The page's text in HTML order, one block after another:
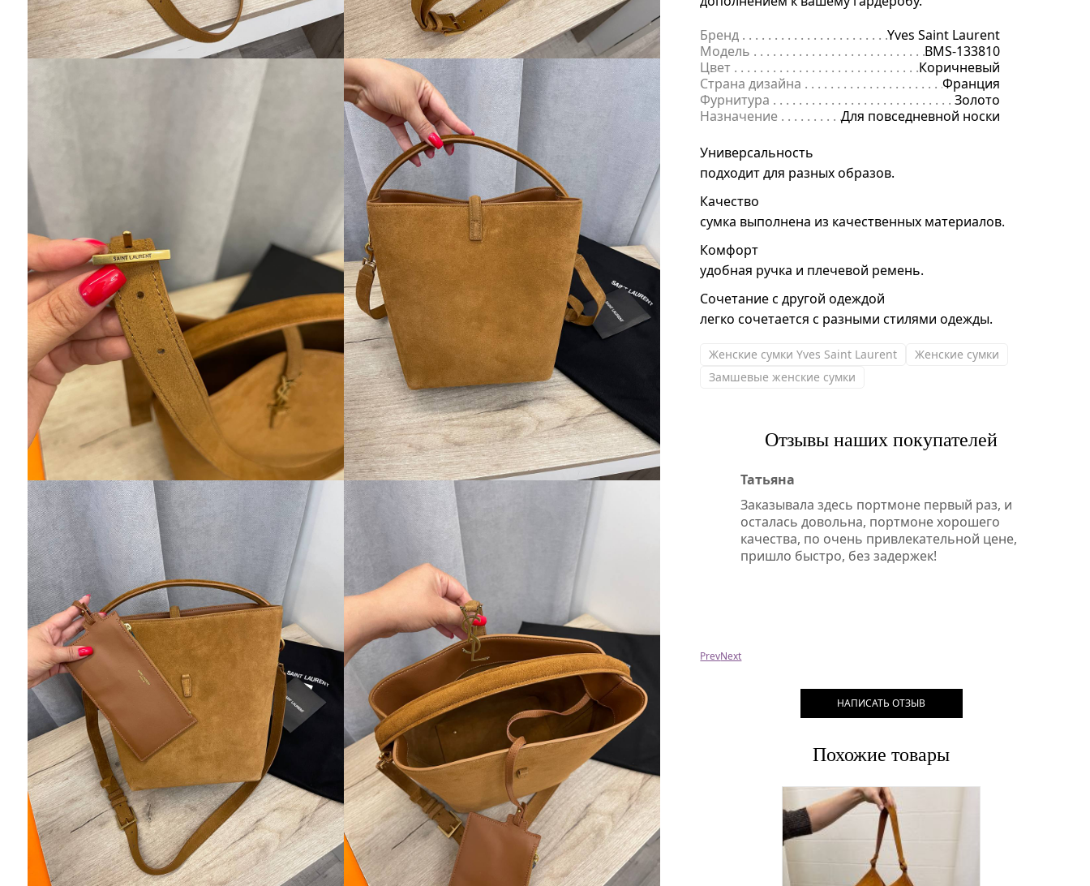
Бренд . . . . . . . . . . . . . . . . . . . . . . . . . . . . . . . . . . . . . . . . . . . . . . . . . . . .
Yves Saint Laurent
Модель . . . . . . . . . . . . . . . . . . . . . . . . . . . . . . . . . . . . . . . . . . . . . . . . . . .
BMS-133810
Цвет . . . . . . . . . . . . . . . . . . . . . . . . . . . . . . . . . . . . . . . . . . . . . . . . . . . . . .
Коричневый
Страна дизайна . . . . . . . . . . . . . . . . . . . . . . . . . . . . . . . . . . . . . . . . . . .
Франция
Фурнитура . . . . . . . . . . . . . . . . . . . . . . . . . . . . . . . . . . . . . . . . . . . . . . . .
Золото
Назначение . . . . . . . . . . . . . . . . . . . . . . . . . . . . . . . . . . . . . . . . . . . . . .
Для повседневной носки
Универсальность
подходит для разных образов.
Качество
сумка выполнена из качественных материалов.
Комфорт
удобная ручка и плечевой ремень.
Сочетание с другой одеждой
легко сочетается с разными стилями одежды.
Женские сумки Yves Saint Laurent
Женские сумки
Замшевые женские сумки
Отзывы наших покупателей
Анна
Mой любимый магазин, здесь можно
приобрести товар для себя и близких. Еще на
мало важный момент, что доставка
осуществляется в четко обещанные сроки, а
любезный менеджер ответит на все
интересующие вас вопросы и посоветует ,что
лучше приобрести. Благодарю за хорошее
качество и доступные цены!!! Процветания
вашему магазину и всех благ!!!
Богдан
Делаю уже не первые заказы,недавно брал
курточку,все очень быстро,все очень
качественно, Наталья лучший продавец с
которым я имел дело,отвечает на смс
быстро,высылает товар тоже,делает все
очень надежно.Всем советую,не пожалеете!!
Татьяна
Заказывала здесь портмоне первый раз, и
осталась довольна, портмоне хорошего
качества, по очень привлекательной цене,
пришло быстро, без задержек!
Кристина
Сегодня получила вторые часы!супер,я в
восторге))))спасибо огромное,часы
обалденные!!!
PrevNext
НАПИСАТЬ ОТЗЫВ
Похожие товары